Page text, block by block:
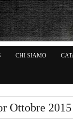
CHI SIAMO
Ottobre 2015